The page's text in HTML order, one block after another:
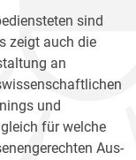
sind
zeigt auch die
an
und
für welche
Aus-